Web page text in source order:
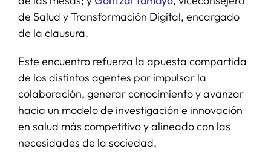
de Salud y Transformación Digital, encargado
de la clausura.
Este encuentro refuerza la apuesta compartida
de los distintos agentes por impulsar la
colaboración, generar conocimiento y avanzar
hacia un modelo de investigación e innovación
en salud más competitivo y alineado con las
necesidades de la sociedad.